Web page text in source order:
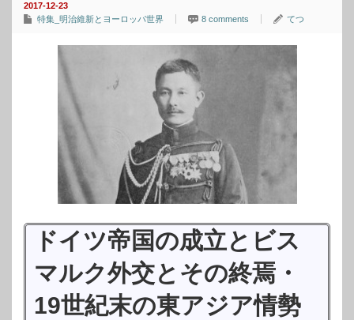
2017-12-23
特集_明治維新とヨーロッパ世界
8 comments てつ
ドイツ帝国の成立とビス
マルク外交とその終焉・
19世紀末の東アジア情勢